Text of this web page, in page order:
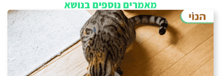
מאמרים נוספים בנושא